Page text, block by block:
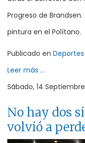
Progreso de
pintura en el Polítano.
Publicado en Deportes
Leer más ...
Sábado, 14 Septiembre
No hay dos
volvió a